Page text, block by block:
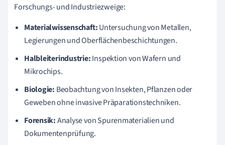
Forschungs- und Industriezweige:
Materialwissenschaft:Untersuchung von Metallen,
Legierungen und Oberflächenbeschichtungen.
Halbleiterindustrie:Inspektion von Wafern und
Mikrochips.
Biologie: Beobachtung von Insekten, Pflanzen oder
Geweben ohne invasive Präparationstechniken.
Forensik:Analyse von Spurenmaterialien und
Dokumentenprüfung.